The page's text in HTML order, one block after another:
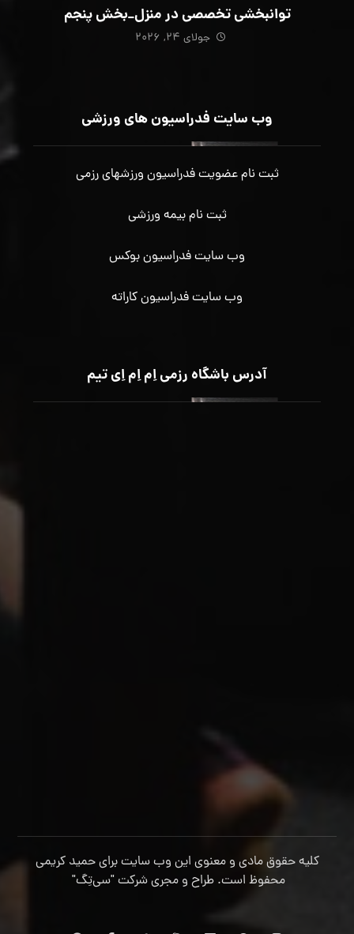
توانبخشی تخصصی در منزل_بخش پنجم
جولای ۲۴, ۲۰۲۶
وب سایت فدراسیون های ورزشی
ثبت نام عضویت فدراسیون ورزشهای رزمی
ثبت نام بیمه ورزشی
وب سایت فدراسیون بوکس
وب سایت فدراسیون کاراته
آدرس باشگاه رزمی اِم اِم اِی تیم
کلیه حقوق مادی و معنوی این وب سایت برای حمید کریمی
محفوظ است. طراح و مجری شرکت"سی‌تِگ"